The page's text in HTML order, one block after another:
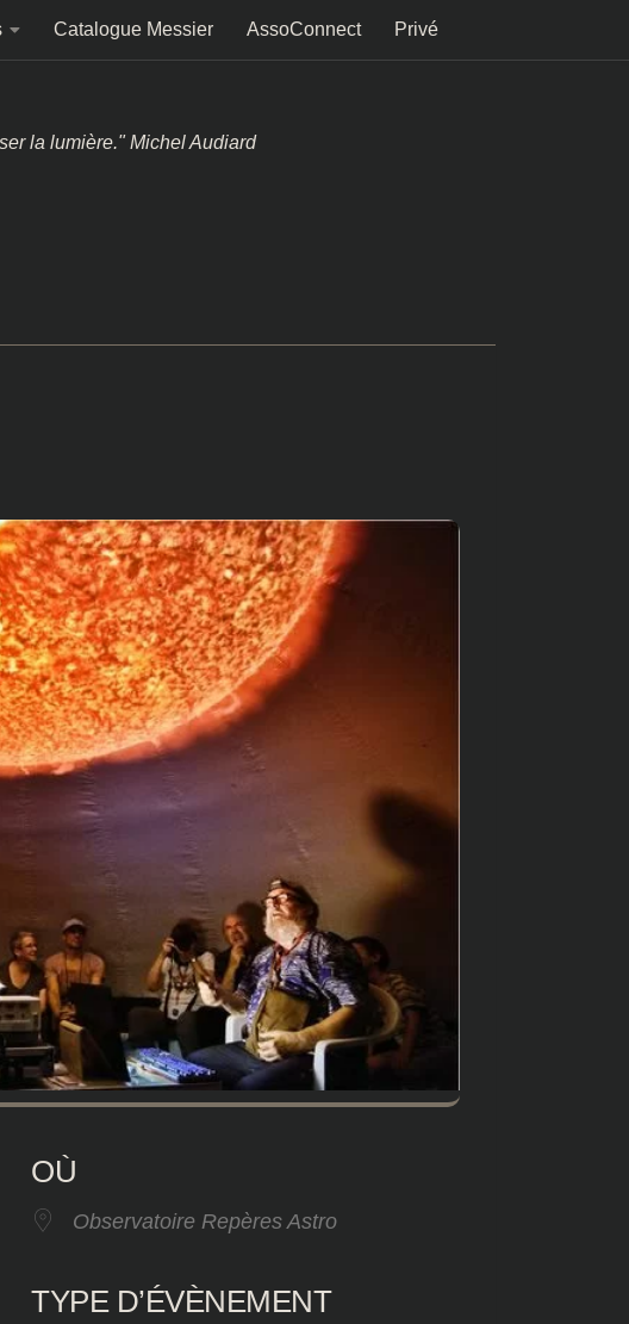
Catalogue Messier AssoConnect Privé
la lumière." Michel Audiard
OÙ
Observatoire Repères Astro
TYPE D’ÉVÈNEMENT